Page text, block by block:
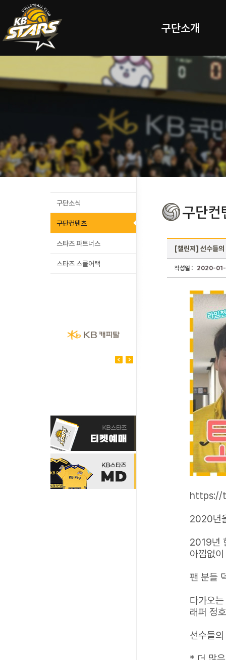
구단소개
구단소식
구단컨텐츠
스타즈 파트너스
스타즈 스쿨어택
[챌린저] 선수들
작성일 : 2020-
https://
2020년
2019년
아낌없
팬 분들
다가오
래퍼 정
선수들